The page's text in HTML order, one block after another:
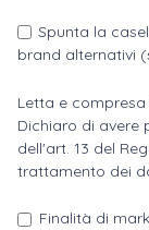
Spunta la
brand alternativi
Letta e compresa
Dichiaro di avere
dell'art. 13 del
trattamento dei
Finalità di